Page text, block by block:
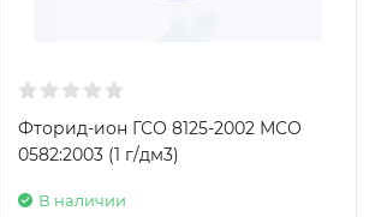
Фторид-ион ГСО 8125-2002 МСО
0582:2003 (1 г/дм3)
В наличии